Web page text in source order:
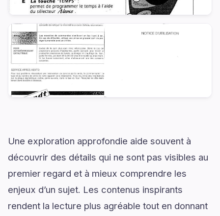
Une exploration approfondie aide souvent à
découvrir des détails qui ne sont pas visibles au
premier regard et à mieux comprendre les
enjeux d’un sujet. Les contenus inspirants
rendent la lecture plus agréable tout en donnant